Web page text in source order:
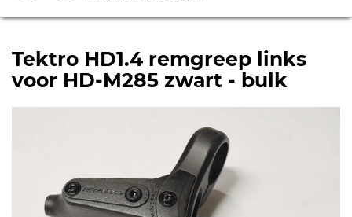
Tektro HD1.4 remgreep links
voor HD-M285 zwart - bulk